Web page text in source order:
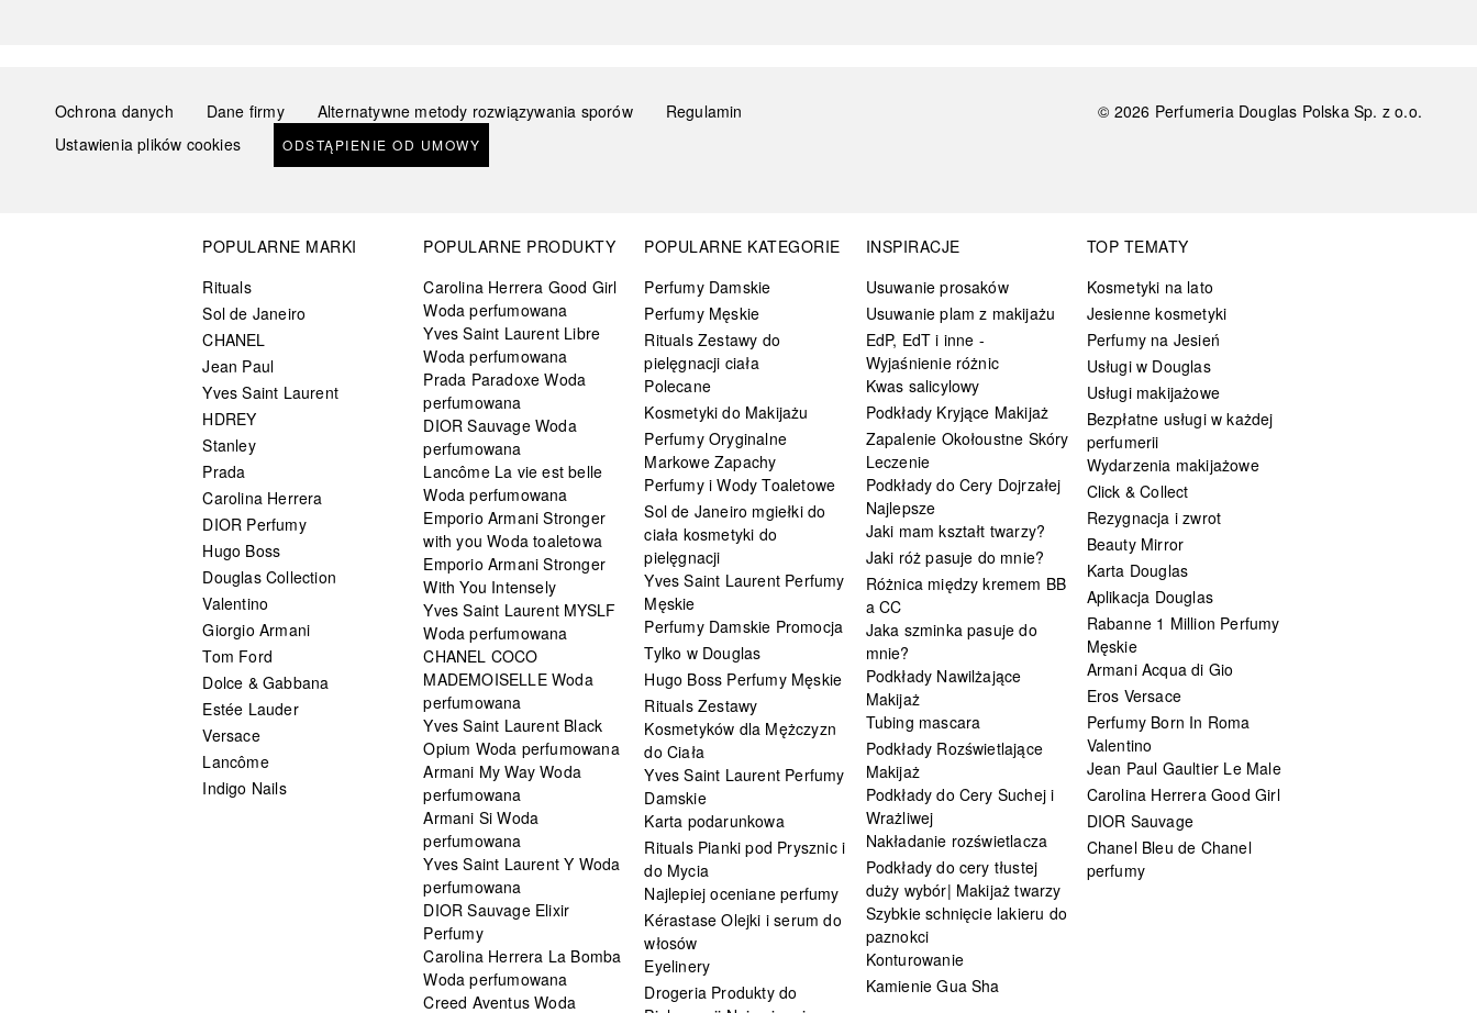
Ochrona danych Dane firmy Alternatywne metody rozwiązywania sporów
Regulamin
Ustawienia plików cookies
ODSTĄPIENIE OD UMOWY
© 2026 Perfumeria Douglas Polska Sp. z o.o.
POPULARNE MARKI
Rituals
Sol de Janeiro
CHANEL
Jean Paul
Yves Saint Laurent
HDREY
Stanley
Prada
Carolina Herrera
DIOR Perfumy
Hugo Boss
Douglas Collection
Valentino
Giorgio Armani
Tom Ford
Dolce & Gabbana
Estée Lauder
Versace
Lancôme
Indigo Nails
POPULARNE PRODUKTY
Carolina Herrera Good Girl
Woda perfumowana
Yves Saint Laurent Libre
Woda perfumowana
Prada Paradoxe Woda
perfumowana
DIOR Sauvage Woda
perfumowana
Lancôme La vie est belle
Woda perfumowana
Emporio Armani Stronger
with you Woda toaletowa
Emporio Armani Stronger
With You Intensely
Yves Saint Laurent MYSLF
Woda perfumowana
CHANEL COCO
MADEMOISELLE Woda
perfumowana
Yves Saint Laurent Black
Opium Woda perfumowana
Armani My Way Woda
perfumowana
Armani Si Woda
perfumowana
Yves Saint Laurent Y Woda
perfumowana
DIOR Sauvage Elixir
Perfumy
Carolina Herrera La Bomba
Woda perfumowana
Creed Aventus Woda
POPULARNE KATEGORIE
Perfumy Damskie
Perfumy Męskie
Rituals Zestawy do
pielęgnacji ciała
Polecane
Kosmetyki do Makijażu
Perfumy Oryginalne
Markowe Zapachy
Perfumy i Wody Toaletowe
Sol de Janeiro mgiełki do
ciała kosmetyki do
pielęgnacji
Yves Saint Laurent Perfumy
Męskie
Perfumy Damskie Promocja
Tylko w Douglas
Hugo Boss Perfumy Męskie
Rituals Zestawy
Kosmetyków dla Mężczyzn
do Ciała
Yves Saint Laurent Perfumy
Damskie
Karta podarunkowa
Rituals Pianki pod Prysznic i
do Mycia
Najlepiej oceniane perfumy
Kérastase Olejki i serum do
włosów
Eyelinery
Drogeria Produkty do
INSPIRACJE
Usuwanie prosaków
Usuwanie plam z makijażu
EdP, EdT i inne -
Wyjaśnienie różnic
Kwas salicylowy
Podkłady Kryjące Makijaż
Zapalenie Okołoustne Skóry
Leczenie
Podkłady do Cery Dojrzałej
Najlepsze
Jaki mam kształt twarzy?
Jaki róż pasuje do mnie?
Różnica między kremem BB
a CC
Jaka szminka pasuje do
mnie?
Podkłady Nawilżające
Makijaż
Tubing mascara
Podkłady Rozświetlające
Makijaż
Podkłady do Cery Suchej i
Wrażliwej
Nakładanie rozświetlacza
Podkłady do cery tłustej
duży wybór| Makijaż twarzy
Szybkie schnięcie lakieru do
paznokci
Konturowanie
Kamienie Gua Sha
TOP TEMATY
Kosmetyki na lato
Jesienne kosmetyki
Perfumy na Jesień
Usługi w Douglas
Usługi makijażowe
Bezpłatne usługi w każdej
perfumerii
Wydarzenia makijażowe
Click & Collect
Rezygnacja i zwrot
Beauty Mirror
Karta Douglas
Aplikacja Douglas
Rabanne 1 Million Perfumy
Męskie
Armani Acqua di Gio
Eros Versace
Perfumy Born In Roma
Valentino
Jean Paul Gaultier Le Male
Carolina Herrera Good Girl
DIOR Sauvage
Chanel Bleu de Chanel
perfumy